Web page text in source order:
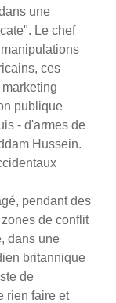
une
Le chef
ces
publique
- d'armes de
Hussein.
pendant des
de conflit
dans une
britannique
de
rien faire et